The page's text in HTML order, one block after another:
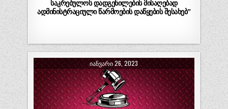
საკრებულოს დადგენილების მისაღებად
ადმინისტრაციული წარმოების დაწყების შესახებ”
ᲘᲐᲜᲕᲐᲠᲘ 26, 2023